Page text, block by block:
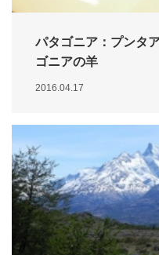
パタゴニア：プンタ
ゴニアの羊
2016.04.17